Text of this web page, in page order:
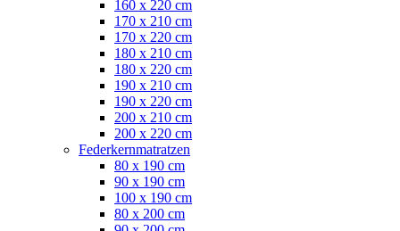
160 x 220 cm
170 x 210 cm
170 x 220 cm
180 x 210 cm
180 x 220 cm
190 x 210 cm
190 x 220 cm
200 x 210 cm
200 x 220 cm
Federkernmatratzen
80 x 190 cm
90 x 190 cm
100 x 190 cm
80 x 200 cm